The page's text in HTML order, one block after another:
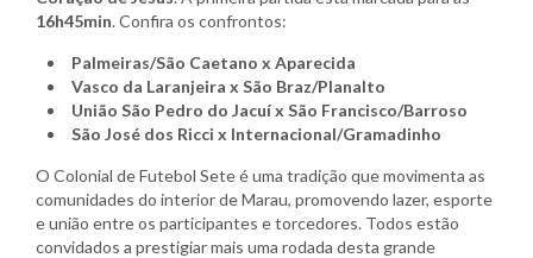
16h45min. Confira os confrontos:
Palmeiras/São Caetano x Aparecida
Vasco da Laranjeira x São Braz/Planalto
União São Pedro do Jacuí x São Francisco/Barroso
São José dos Ricci x Internacional/Gramadinho
O Colonial de Futebol Sete é uma tradição que movimenta as
comunidades do interior de Marau, promovendo lazer, esporte
e união entre os participantes e torcedores. Todos estão
convidados a prestigiar mais uma rodada desta grande